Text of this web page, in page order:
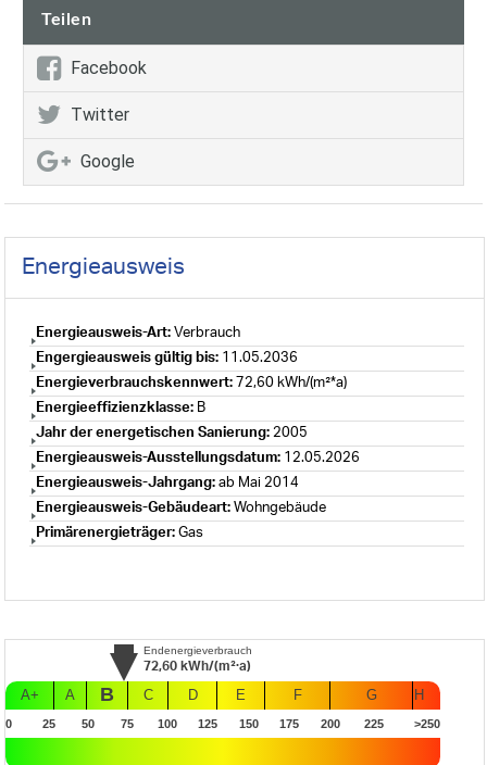
Teilen
Facebook
Twitter
Google
Energieausweis
Energieausweis-Art: Verbrauch
Engergieausweis gültig bis: 11.05.2036
Energieverbrauchskennwert: 72,60 kWh/(m²*a)
Energieeffizienzklasse: B
Jahr der energetischen Sanierung: 2005
Energieausweis-Ausstellungsdatum: 12.05.2026
Energieausweis-Jahrgang: ab Mai 2014
Energieausweis-Gebäudeart: Wohngebäude
Primärenergieträger: Gas
Endenergieverbrauch
72,60 kWh/(m²·a)
A+ A B C D E F G H
0 25 50 75 100 125 150 175 200 225 >250